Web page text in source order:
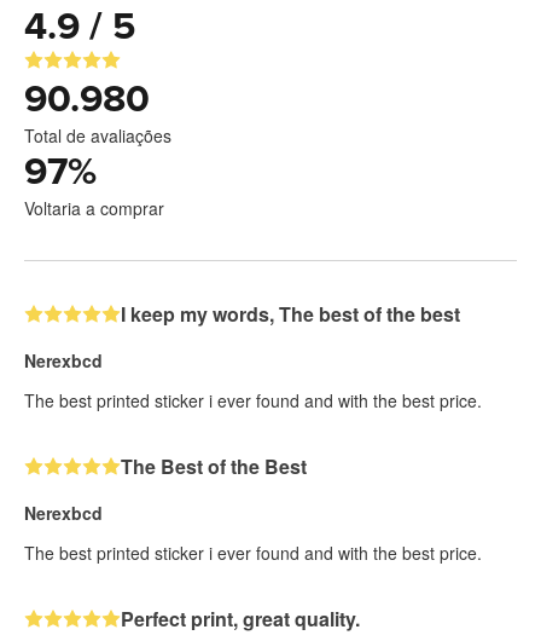
4.9 / 5
90.980
Total de avaliações
97%
Voltaria a comprar
I keep my words, The best of the best
Nerexbcd
The best printed sticker i ever found and with the best price.
The Best of the Best
Nerexbcd
The best printed sticker i ever found and with the best price.
Perfect print, great quality.